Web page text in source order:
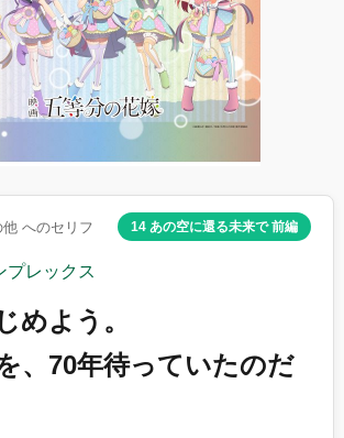
へのセリフ 14 あの空に還る未来で 前編
めよう。
、70年待っていたのだ